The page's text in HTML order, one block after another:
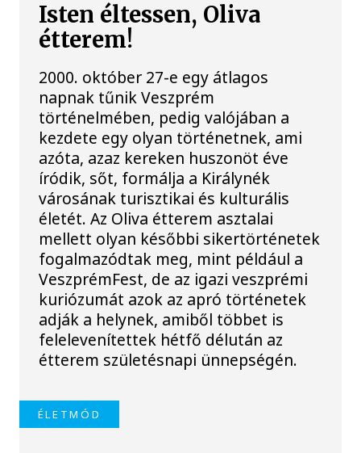
Isten éltessen, Oliva
étterem!
2000. október 27-e egy átlagos
napnak tűnik Veszprém
történelmében, pedig valójában a
kezdete egy olyan történetnek, ami
azóta, azaz kereken huszonöt éve
íródik, sőt, formálja a Királynék
városának turisztikai és kulturális
életét. Az Oliva étterem asztalai
mellett olyan későbbi sikertörténetek
fogalmazódtak meg, mint például a
VeszprémFest, de az igazi veszprémi
kuriózumát azok az apró történetek
adják a helynek, amiből többet is
felelevenítettek hétfő délután az
étterem születésnapi ünnepségén.
ÉLETMÓD